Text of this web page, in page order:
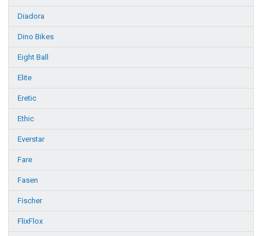
Diadora
Dino Bikes
Eight Ball
Elite
Eretic
Ethic
Everstar
Fare
Fasen
Fischer
FlixFlox